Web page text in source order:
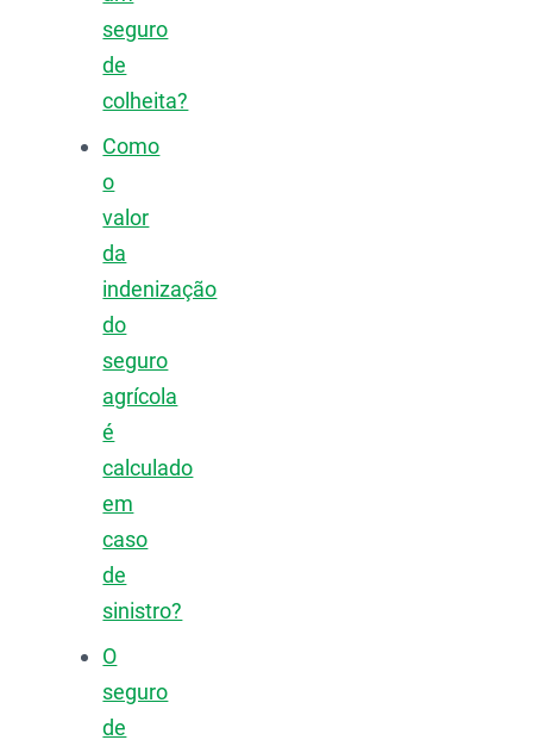
seguro
de
colheita?
Como
o
valor
da
indenização
do
seguro
agrícola
é
calculado
em
caso
de
sinistro?
O
seguro
de